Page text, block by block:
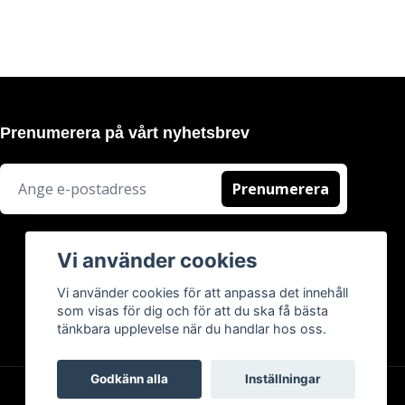
Prenumerera på vårt nyhetsbrev
Prenumerera
Vi använder cookies
Vi använder cookies för att anpassa det innehåll
som visas för dig och för att du ska få bästa
tänkbara upplevelse när du handlar hos oss.
Godkänn alla Inställningar